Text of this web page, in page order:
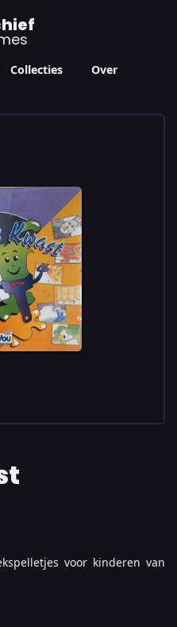
Collecties Over
voor kinderen van